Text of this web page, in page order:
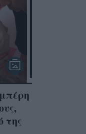
της